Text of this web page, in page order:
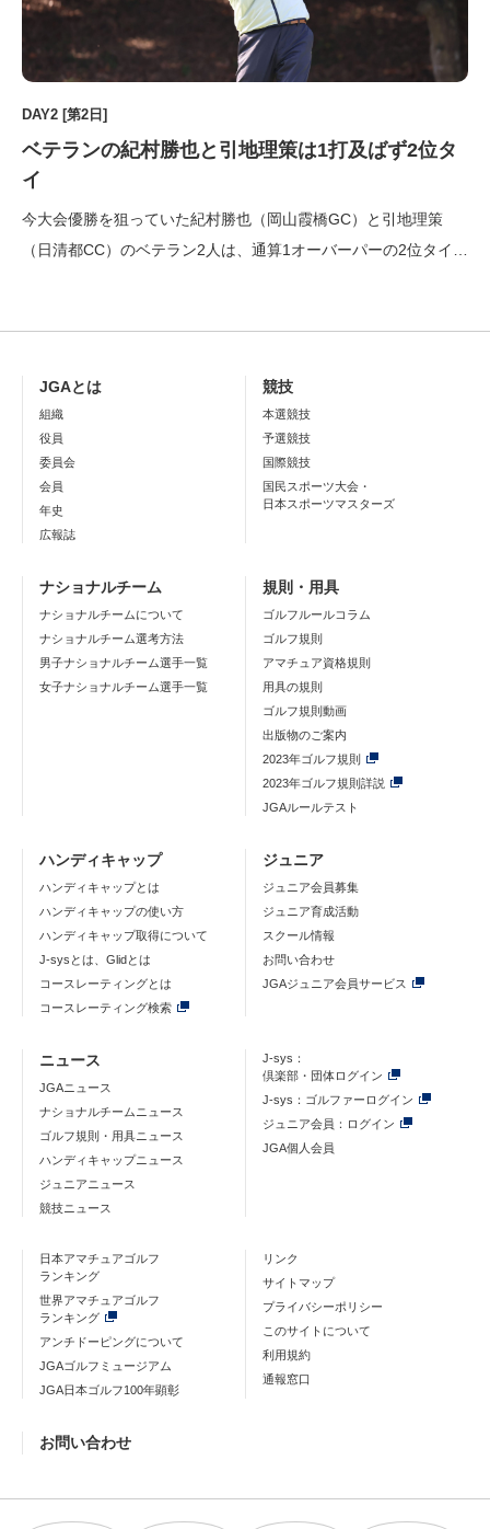
DAY2 [第2日]
ベテランの紀村勝也と引地理策は1打及ばず2位タ
イ
今大会優勝を狙っていた紀村勝也（岡山霞橋GC）と引地理策
（日清都CC）のベテラン2人は、通算1オーバーパーの2位タイに
度 […]
JGAとは
組織
役員
委員会
会員
年史
広報誌
競技
本選競技
予選競技
国際競技
国民スポーツ大会・
日本スポーツマスターズ
ナショナルチーム
ナショナルチームについて
ナショナルチーム選考方法
男子ナショナルチーム選手一覧
女子ナショナルチーム選手一覧
規則・用具
ゴルフルールコラム
ゴルフ規則
アマチュア資格規則
用具の規則
ゴルフ規則動画
出版物のご案内
2023年ゴルフ規則
2023年ゴルフ規則詳説
JGAルールテスト
ハンディキャップ
ハンディキャップとは
ハンディキャップの使い方
ハンディキャップ取得について
J-sysとは、Glidとは
コースレーティングとは
コースレーティング検索
ジュニア
ジュニア会員募集
ジュニア育成活動
スクール情報
お問い合わせ
JGAジュニア会員サービス
ニュース
JGAニュース
ナショナルチームニュース
ゴルフ規則・用具ニュース
ハンディキャップニュース
ジュニアニュース
競技ニュース
J-sys：
倶楽部・団体ログイン
J-sys：ゴルファーログイン
ジュニア会員：ログイン
JGA個人会員
日本アマチュアゴルフ
ランキング
世界アマチュアゴルフ
ランキング
アンチドーピングについて
JGAゴルフミュージアム
JGA日本ゴルフ100年顕彰
リンク
サイトマップ
プライバシーポリシー
このサイトについて
利用規約
通報窓口
お問い合わせ